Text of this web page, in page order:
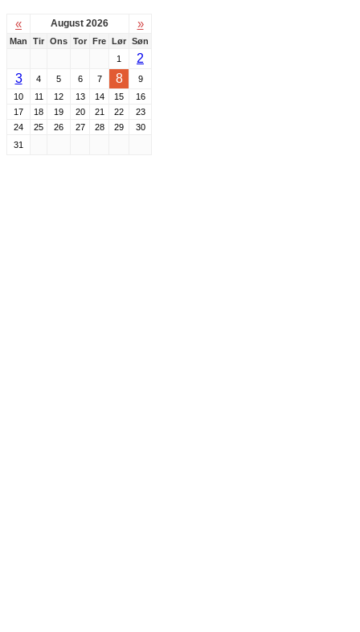
« August 2026 »
Man Tir Ons Tor Fre Lør Søn
1
2
3
4 5 6 7 8
9
10
11 12 13 14 15
16
17
18 19 20 21 22
23
24
25 26 27 28 29
30
31